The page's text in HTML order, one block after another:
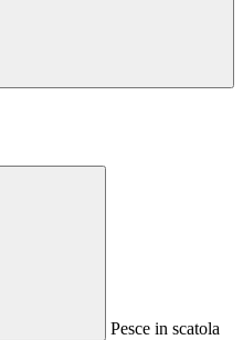
Pesce in scatola